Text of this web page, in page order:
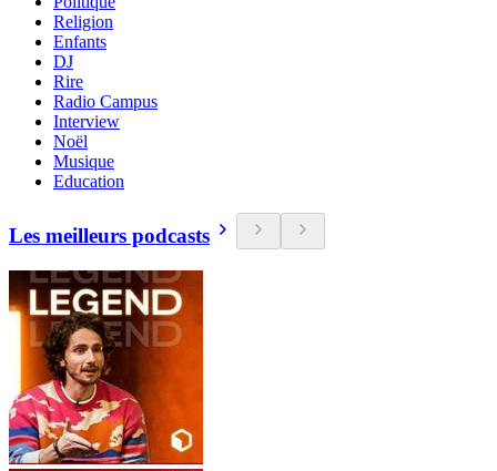
Religion
Enfants
DJ
Rire
Radio Campus
Interview
Noël
Musique
Education
Les meilleurs podcasts